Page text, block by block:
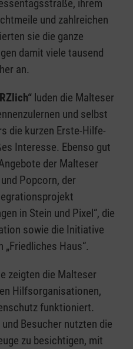
ihrem
und zahlreichen
sie die ganze
damit viele tausend
an.
luden die Malteser
und selbst
die kurzen Erste-Hilfe-
Interesse. Ebenso gut
der Malteser
Popcorn, der
in Stein und Pixel“, die
sowie die Initiative
Haus“.
zeigten die Malteser
Hilfsorganisationen,
funktioniert.
Besucher nutzten die
zu besichtigen, mit